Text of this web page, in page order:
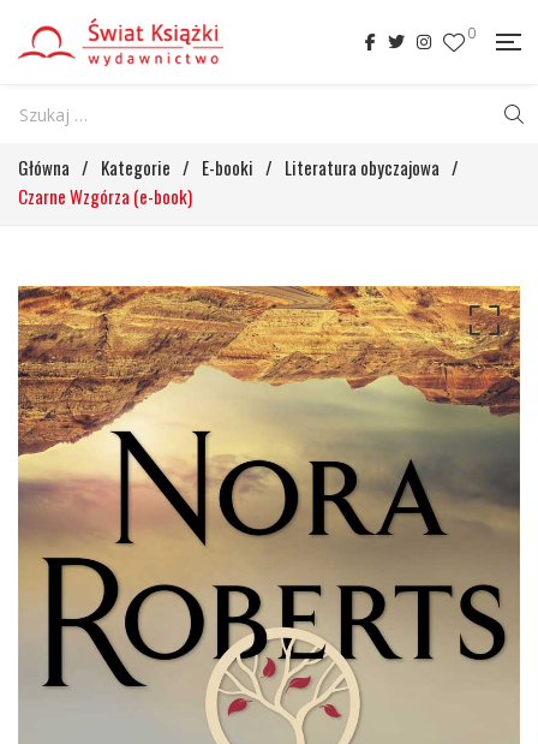
0
Główna / Kategorie / E-booki / Literatura obyczajowa /
Czarne Wzgórza (e-book)